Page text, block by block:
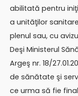
abilitată pentru
a unităţilor
plenul sau, cu
Deşi Ministerul
Argeş nr. 18/
de sănătate şi
ce urma să fie